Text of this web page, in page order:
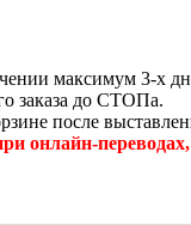
максимум 3-х
заказа до СТОПа.
после
переводах, при